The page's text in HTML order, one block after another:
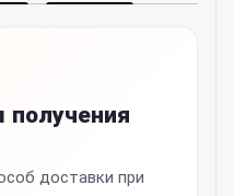
доставки при